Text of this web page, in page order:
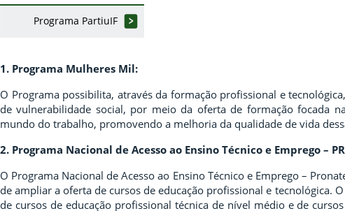
Programa PartiuIF
1. Programa Mulheres Mil:
O Programa possibilita, através da formação profissional e
de vulnerabilidade social, por meio da oferta de formação focada
mundo do trabalho, promovendo a melhoria da qualidade de vida
2. Programa Nacional de Acesso ao Ensino Técnico e Emprego –
O Programa Nacional de Acesso ao Ensino Técnico e Emprego –
de ampliar a oferta de cursos de educação profissional e tecnológica.
de cursos de educação profissional técnica de nível médio e de